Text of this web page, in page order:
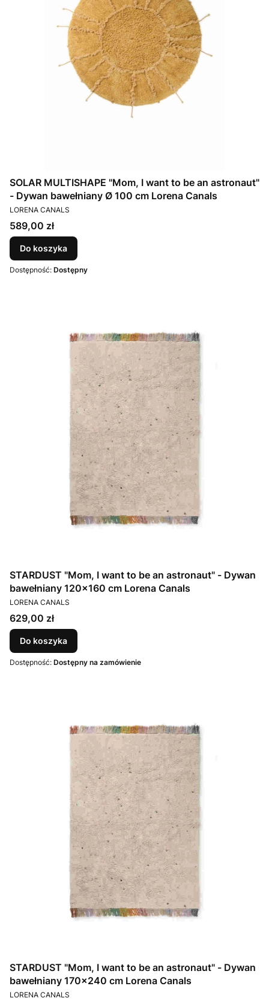
SOLAR MULTISHAPE "Mom, I want to be an astronaut"
- Dywan bawełniany Ø 100 cm Lorena Canals
PRODUCENT
LORENA CANALS
Cena
589,00 zł
Do koszyka
Dostępność: Dostępny
STARDUST "Mom, I want to be an astronaut" - Dywan
bawełniany 120x160 cm Lorena Canals
PRODUCENT
LORENA CANALS
Cena
629,00 zł
Do koszyka
Dostępność: Dostępny na zamówienie
STARDUST "Mom, I want to be an astronaut" - Dywan
bawełniany 170x240 cm Lorena Canals
PRODUCENT
LORENA CANALS